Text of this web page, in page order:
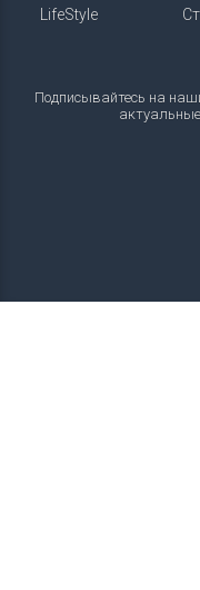
LifeStyle
Подписывайтесь на